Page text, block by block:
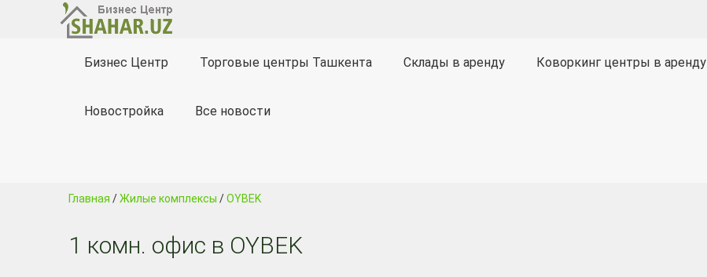
Бизнес Центр Торговые центры Ташкента Склады в аренду Коворкинг центры в аренду
Новостройка Все новости
Главная /Жилые комплексы /OYBEK
1 комн. офис в OYBEK